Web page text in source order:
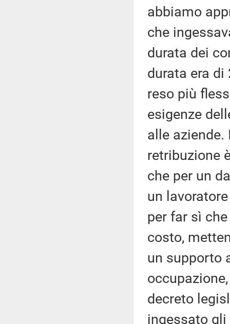
abbiamo
che
durata dei
durata era
reso più
esigenze
alle
retribuzione
che per un
un
per far sì
costo,
un supporto
decreto
ingessato